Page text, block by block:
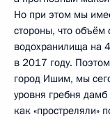
Но при этом мы
стороны, что объём
водохранилища на
в 2017 году.
город Ишим, мы
уровня гребня
как «простреляли»